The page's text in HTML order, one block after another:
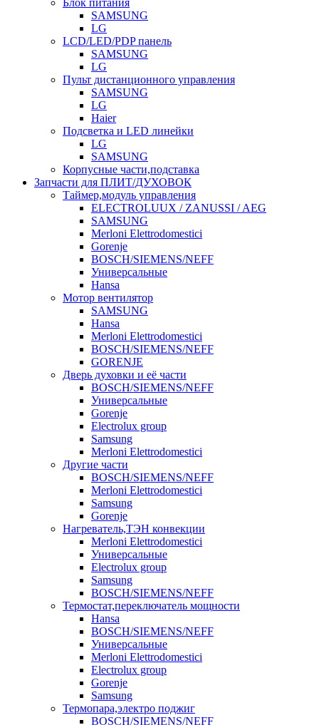
Блок питания
SAMSUNG
LG
LCD/LED/PDP панель
SAMSUNG
LG
Пульт дистанционного управления
SAMSUNG
LG
Haier
Подсветка и LED линейки
LG
SAMSUNG
Корпусные части,подставка
Запчасти для ПЛИТ/ДУХОВОК
Таймер,модуль управления
ELECTROLUUX / ZANUSSI / AEG
SAMSUNG
Merloni Elettrodomestici
Gorenje
BOSCH/SIEMENS/NEFF
Универсальные
Hansa
Мотор вентилятор
SAMSUNG
Hansa
Merloni Elettrodomestici
BOSCH/SIEMENS/NEFF
GORENJE
Дверь духовки и её части
BOSCH/SIEMENS/NEFF
Универсальные
Gorenje
Electrolux group
Samsung
Merloni Elettrodomestici
Другие части
BOSCH/SIEMENS/NEFF
Merloni Elettrodomestici
Samsung
Gorenje
Нагреватель,ТЭН конвекции
Merloni Elettrodomestici
Универсальные
Electrolux group
Samsung
BOSCH/SIEMENS/NEFF
Термостат,переключатель мощности
Hansa
BOSCH/SIEMENS/NEFF
Универсальные
Merloni Elettrodomestici
Electrolux group
Gorenje
Samsung
Термопара,электро поджиг
BOSCH/SIEMENS/NEFF